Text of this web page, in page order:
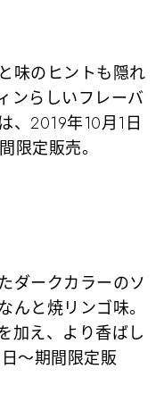
味のヒントも隠れ
ンらしいフレーバ
、2019年10月1日
限定販売。
ダークカラーのソ
んと焼リンゴ味。
加え、より香ばし
～期間限定販